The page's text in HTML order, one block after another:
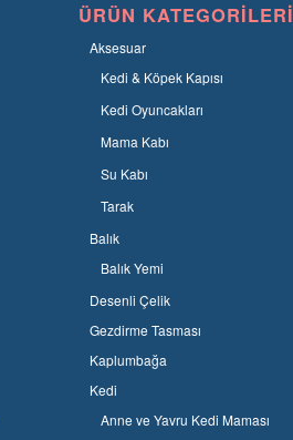
ÜRÜN KATEGORILERI
Aksesuar
Kedi & Köpek Kapısı
Kedi Oyuncakları
Mama Kabı
Su Kabı
Tarak
Balık
Balık Yemi
Desenli Çelik
Gezdirme Tasması
Kaplumbağa
Kedi
Anne ve Yavru Kedi Maması